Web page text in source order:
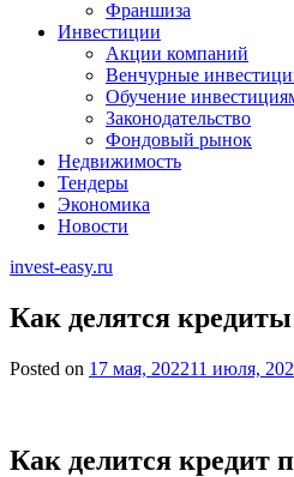
Франшиза
Инвестиции
Акции компаний
Венчурные
Обучение
Законодательство
Фондовый рынок
Недвижимость
Тендеры
Экономика
Новости
invest-easy.ru
Как делятся
Posted on 17 мая, 202211 июля,
Как делится кредит